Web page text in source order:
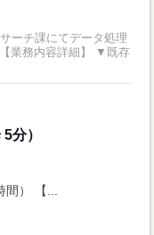
ーチ課にてデータ処理
分）
） 【...